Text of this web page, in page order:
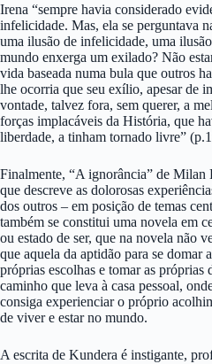
Irena “sempre havia considerado
infelicidade. Mas, ela se perguntava
uma ilusão de infelicidade, uma
mundo enxerga um exilado? Não
vida baseada numa bula que outros
lhe ocorria que seu exílio, apesar de
vontade, talvez fora, sem querer, a
forças implacáveis da História, que
liberdade, a tinham tornado livre”
Finalmente, “A ignorância” de Milan
que descreve as dolorosas
dos outros – em posição de temas
também se constitui uma novela em
ou estado de ser, que na novela não
que aquela da aptidão para se domar
próprias escolhas e tomar as próprias
caminho que leva à casa pessoal,
consiga experienciar o próprio
de viver e estar no mundo.
A escrita de Kundera é instigante,